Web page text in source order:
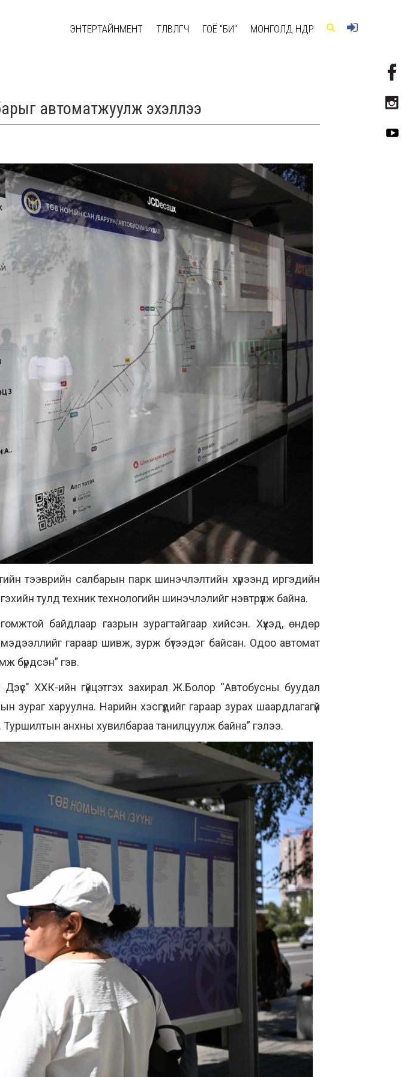
ЭНТЕРТАЙНМЕНТ ТӨЛӨВЛӨГЧ ГОЁ "БИ" МОНГОЛД ӨНӨӨДӨР
автоматжуулж эхэллээ
тээврийн салбарын парк шинэчлэлтийн хүрээнд иргэдийн
тулд техник технологийн шинэчлэлийг нэвтрүүлж байна.
байдлаар газрын зурагтайгаар хийсэн. Хүүхэд, өндөр
гараар шивж, зурж бүтээдэг байсан. Одоо автомат
бүрдсэн” гэв.
ХХК-ийн гүйцэтгэх захирал Ж.Болор “Автобусны буудал
харуулна. Нарийн хэсгүүдийг гараар зурах шаардлагагүй
анхны хувилбараа танилцуулж байна” гэлээ.